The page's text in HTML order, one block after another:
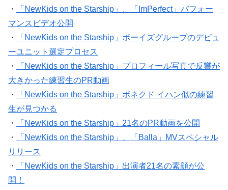
・
「NewKids on the Starship」、「ImPerfect」パフォー
マンスビデオ公開
・
「NewKids on the Starship」ボーイズグループのデビュ
ーユニット選定プロセス
・
「NewKids on the Starship」プロフィール写真で反響が
大きかった練習生のPR動画
・
「NewKids on the Starship」ボネクド イハン似の練習
生が見つかる
・
「NewKids on the Starship」21名のPR動画を公開
・
「NewKids on the Starship」、「Balla」MVスペシャル
リリース
・
「NewKids on the Starship」出演者21名の素顔が公
開！